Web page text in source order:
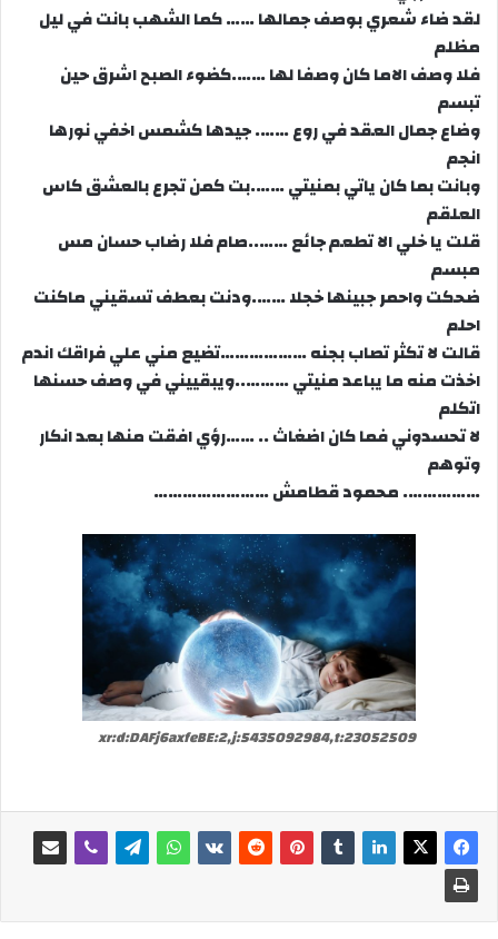
لقد ضاء شعري بوصف جمالها …… كما الشهب بانت في ليل
مظلم
فلا وصف الاما كان وصفا لها …….كضوء الصبح اشرق حين
تبسم
وضاع جمال العقد في روع ……. جيدها كشمس اخفي نورها
انجم
وبانت بما كان ياتي بمنيتي …….بت كمن تجرع بالعشق كاس
العلقم
قلت يا خلي الا تطعم جائع ……..صام فلا رضاب حسان مس
مبسم
ضحكت واحمر جبينها خجلا …….ودنت بعطف تسقيني ماكنت
احلم
قالت لا تكثر تصاب بجنه ………………تضيع مني علي فراقك اندم
اخذت منه ما يباعد منيتي ………..ويبقييني في وصف حسنها
اتكلم
لا تحسدوني فما كان اضغاث .. ……رؤي افقت منها بعد انكار
وتوهم
……………. محمود قطامش ……………………
xr:d:DAFj6axfeBE:2,j:5435092984,t:23052509